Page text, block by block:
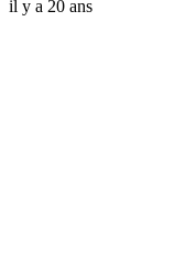
il y a 20 ans